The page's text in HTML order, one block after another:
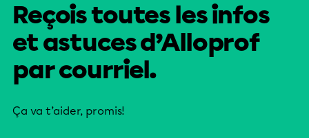
Reçois toutes les infos
et astuces d’Alloprof
par courriel.
Ça va t’aider, promis!